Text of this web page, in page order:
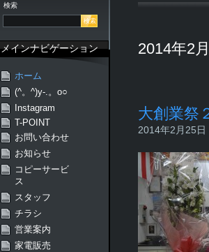
2014年2
大創業祭
2014年2月25
検索
メインナビゲーション
ホーム
(^。^)y-.。o○
Instagram
T-POINT
お問い合わせ
お知らせ
コピーサービ
ス
スタッフ
チラシ
営業案内
家電販売